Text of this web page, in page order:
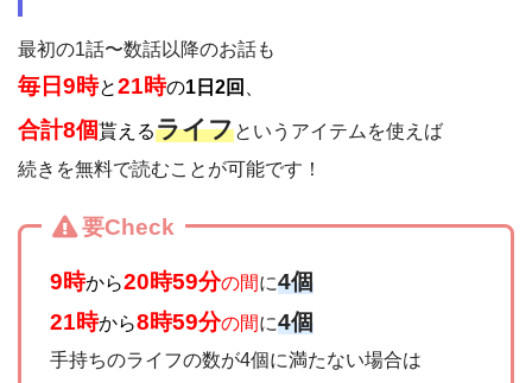
最初の1話〜数話以降のお話も
毎日9時と21時の1日2回
合計8個貰えるライフというアイテムを使えば
続きを無料で読むことが可能です！
要Check
9時から20時59分の間に4個
21時から8時59分の間に4個
手持ちのライフの数が4個に満たない場合は